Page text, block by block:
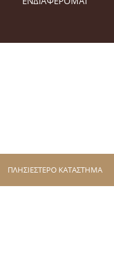
ΠΛΗΣΙΕΣΤΕΡΟ ΚΑΤΑΣΤΗΜΑ